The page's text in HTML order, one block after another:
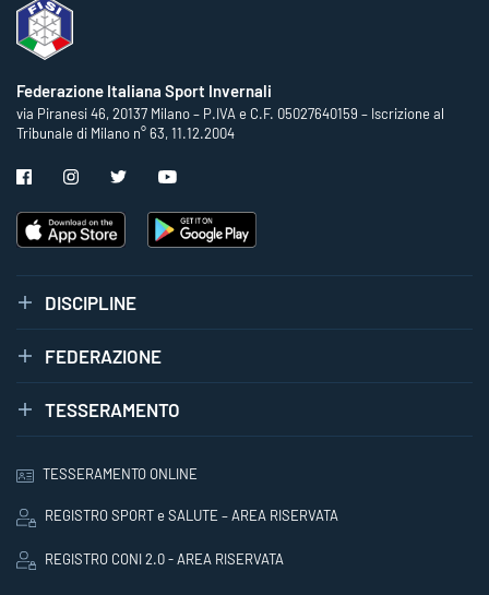
Federazione Italiana Sport Invernali
via Piranesi 46, 20137 Milano – P.IVA e C.F. 05027640159 – Iscrizione al
Tribunale di Milano n° 63, 11.12.2004
DISCIPLINE
FEDERAZIONE
TESSERAMENTO
TESSERAMENTO ONLINE
REGISTRO SPORT e SALUTE – AREA RISERVATA
REGISTRO CONI 2.0 - AREA RISERVATA